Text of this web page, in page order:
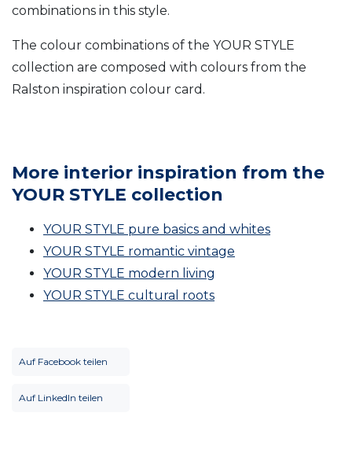
combinations in this style.
The colour combinations of the YOUR STYLE
collection are composed with colours from the
Ralston inspiration colour card.
More interior inspiration from the
YOUR STYLE collection
YOUR STYLE pure basics and whites
YOUR STYLE romantic vintage
YOUR STYLE modern living
YOUR STYLE cultural roots
Auf Facebook teilen
Auf LinkedIn teilen